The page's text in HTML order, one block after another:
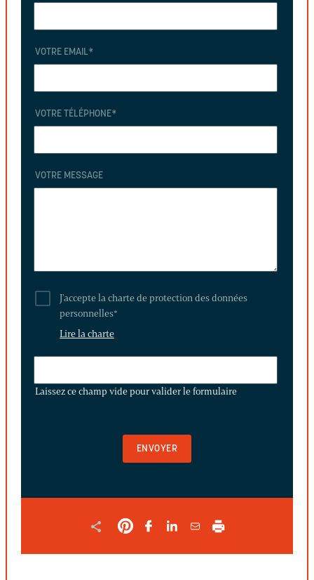
VOTRE EMAIL*
VOTRE TÉLÉPHONE*
VOTRE MESSAGE
J'accepte la charte de protection des données
personnelles*
Lire la charte
CHAMP
Laissez ce champ vide pour valider le formulaire